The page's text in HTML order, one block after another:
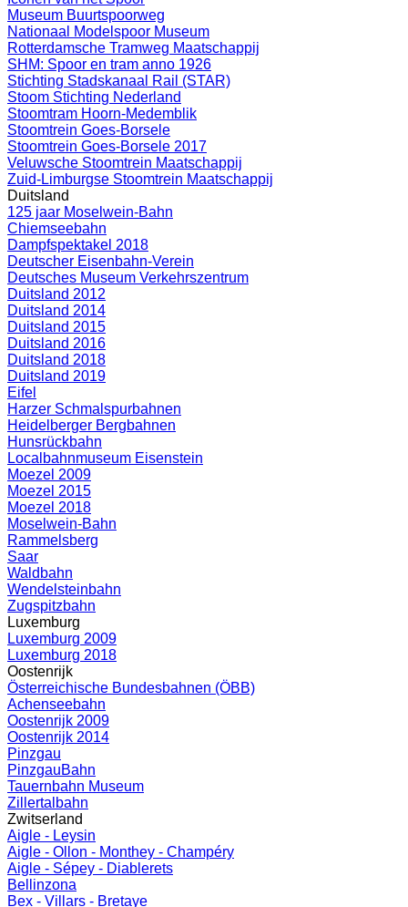
Museum Buurtspoorweg
Nationaal Modelspoor Museum
Rotterdamsche Tramweg Maatschappij
SHM: Spoor en tram anno 1926
Stichting Stadskanaal Rail (STAR)
Stoom Stichting Nederland
Stoomtram Hoorn-Medemblik
Stoomtrein Goes-Borsele
Stoomtrein Goes-Borsele 2017
Veluwsche Stoomtrein Maatschappij
Zuid-Limburgse Stoomtrein Maatschappij
Duitsland
125 jaar Moselwein-Bahn
Chiemseebahn
Dampfspektakel 2018
Deutscher Eisenbahn-Verein
Deutsches Museum Verkehrszentrum
Duitsland 2012
Duitsland 2014
Duitsland 2015
Duitsland 2016
Duitsland 2018
Duitsland 2019
Eifel
Harzer Schmalspurbahnen
Heidelberger Bergbahnen
Hunsrückbahn
Localbahnmuseum Eisenstein
Moezel 2009
Moezel 2015
Moezel 2018
Moselwein-Bahn
Rammelsberg
Saar
Waldbahn
Wendelsteinbahn
Zugspitzbahn
Luxemburg
Luxemburg 2009
Luxemburg 2018
Oostenrijk
Österreichische Bundesbahnen (ÖBB)
Achenseebahn
Oostenrijk 2009
Oostenrijk 2014
Pinzgau
PinzgauBahn
Tauernbahn Museum
Zillertalbahn
Zwitserland
Aigle - Leysin
Aigle - Ollon - Monthey - Champéry
Aigle - Sépey - Diablerets
Bellinzona
Bex - Villars - Bretaye